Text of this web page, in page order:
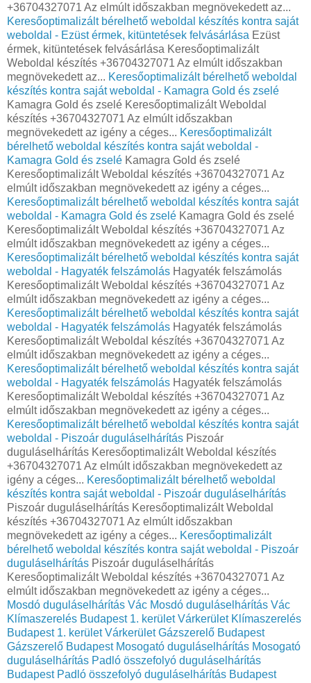
+36704327071 Az elmúlt időszakban megnövekedett az...
Keresőoptimalizált bérelhető weboldal készítés kontra saját
weboldal - Ezüst érmek, kitüntetések felvásárlása Ezüst
érmek, kitüntetések felvásárlása Keresőoptimalizált
Weboldal készítés +36704327071 Az elmúlt időszakban
megnövekedett az... Keresőoptimalizált bérelhető weboldal
készítés kontra saját weboldal - Kamagra Gold és zselé
Kamagra Gold és zselé Keresőoptimalizált Weboldal
készítés +36704327071 Az elmúlt időszakban
megnövekedett az igény a céges... Keresőoptimalizált
bérelhető weboldal készítés kontra saját weboldal -
Kamagra Gold és zselé Kamagra Gold és zselé
Keresőoptimalizált Weboldal készítés +36704327071 Az
elmúlt időszakban megnövekedett az igény a céges...
Keresőoptimalizált bérelhető weboldal készítés kontra saját
weboldal - Kamagra Gold és zselé Kamagra Gold és zselé
Keresőoptimalizált Weboldal készítés +36704327071 Az
elmúlt időszakban megnövekedett az igény a céges...
Keresőoptimalizált bérelhető weboldal készítés kontra saját
weboldal - Hagyaték felszámolás Hagyaték felszámolás
Keresőoptimalizált Weboldal készítés +36704327071 Az
elmúlt időszakban megnövekedett az igény a céges...
Keresőoptimalizált bérelhető weboldal készítés kontra saját
weboldal - Hagyaték felszámolás Hagyaték felszámolás
Keresőoptimalizált Weboldal készítés +36704327071 Az
elmúlt időszakban megnövekedett az igény a céges...
Keresőoptimalizált bérelhető weboldal készítés kontra saját
weboldal - Hagyaték felszámolás Hagyaték felszámolás
Keresőoptimalizált Weboldal készítés +36704327071 Az
elmúlt időszakban megnövekedett az igény a céges...
Keresőoptimalizált bérelhető weboldal készítés kontra saját
weboldal - Piszoár duguláselhárítás Piszoár
duguláselhárítás Keresőoptimalizált Weboldal készítés
+36704327071 Az elmúlt időszakban megnövekedett az
igény a céges... Keresőoptimalizált bérelhető weboldal
készítés kontra saját weboldal - Piszoár duguláselhárítás
Piszoár duguláselhárítás Keresőoptimalizált Weboldal
készítés +36704327071 Az elmúlt időszakban
megnövekedett az igény a céges... Keresőoptimalizált
bérelhető weboldal készítés kontra saját weboldal - Piszoár
duguláselhárítás Piszoár duguláselhárítás
Keresőoptimalizált Weboldal készítés +36704327071 Az
elmúlt időszakban megnövekedett az igény a céges...
Mosdó duguláselhárítás Vác Mosdó duguláselhárítás Vác
Klímaszerelés Budapest 1. kerület Várkerület Klímaszerelés
Budapest 1. kerület Várkerület Gázszerelő Budapest
Gázszerelő Budapest Mosogató duguláselhárítás Mosogató
duguláselhárítás Padló összefolyó duguláselhárítás
Budapest Padló összefolyó duguláselhárítás Budapest